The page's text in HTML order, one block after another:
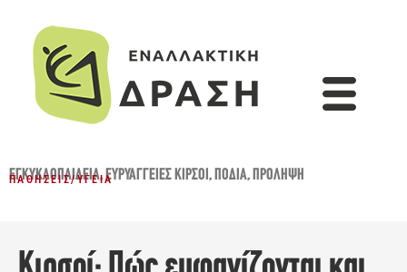
ΕΓΚΥΚΛΟΠΑΙΔΕΙΑ,ΕΥΡΥΑΓΓΕΊΕΣ ΚΙΡΣΟΊ,ΠΌΔΙΑ,ΠΡΌΛΗΨΗ
ΠΑΘΉΣΕΙΣ/ΥΓΕΊΑ